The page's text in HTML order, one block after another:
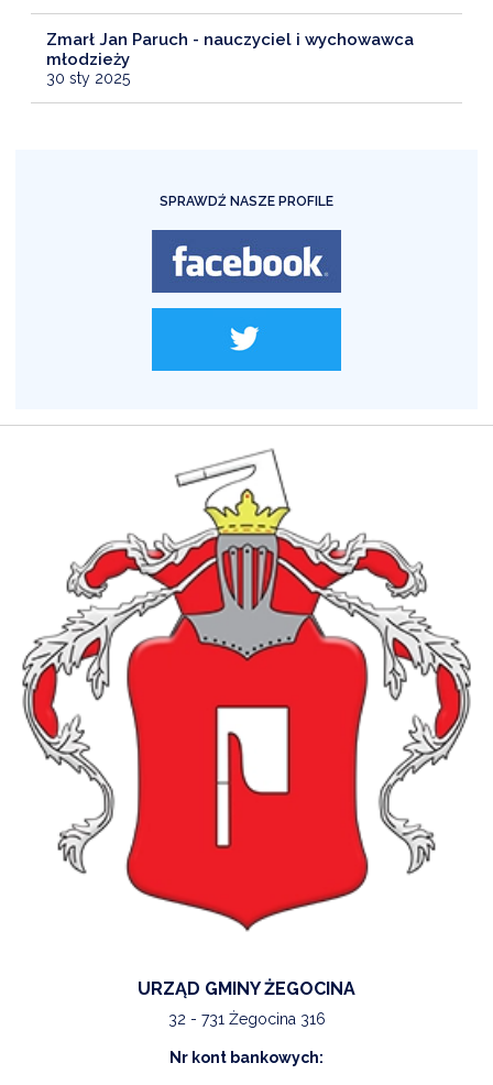
Zmarł Jan Paruch - nauczyciel i wychowawca
młodzieży
30 sty 2025
SPRAWDŹ NASZE PROFILE
URZĄD GMINY ŻEGOCINA
32 - 731 Żegocina 316
Nr kont bankowych: